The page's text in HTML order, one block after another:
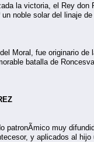
la victoria, el Rey don
un noble solar del linaje
Moral, fue originario de
batalla de
patronÃ­mico muy
y aplicados al